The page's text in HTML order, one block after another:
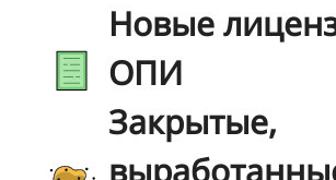
Новые
ОПИ
Закрытые,